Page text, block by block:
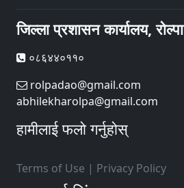
जिल्ला प्रशासन कार्यालय, रोल्पा
०८६४४०११०
rolpadao@gmail.com
abhilekharolpa@gmail.com
हामीलाई फलो गर्नुहोस्
Terms of Use | Privacy Policy